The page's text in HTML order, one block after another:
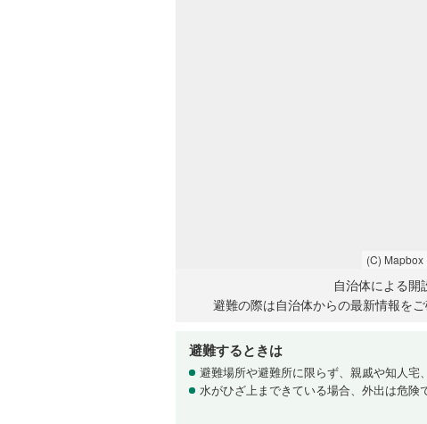
(C) Mapbox
自治体による開
避難の際は自治体からの最新情報をご
避難するときは
避難場所や避難所に限らず、親戚や知人宅
水がひざ上まできている場合、外出は危険